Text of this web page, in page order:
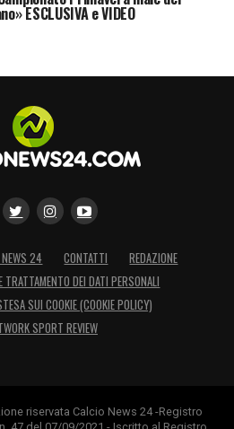
ESCLUSIVA e VIDEO
NEWS 24 CONTATTI
REDAZIONE
TRATTAMENTO DEI DATI PERSONALI
SUI COOKIE (COOKIE POLICY)
SPORT REVIEW
riservata Calcio News 24 -Registro